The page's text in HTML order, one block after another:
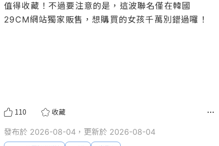
值得收藏！不過要注意的是，這波聯名僅在韓國
29CM網站獨家販售，想購買的女孩千萬別錯過囉！
110 收藏
發布於 2026-08-04，更新於 2026-08-04